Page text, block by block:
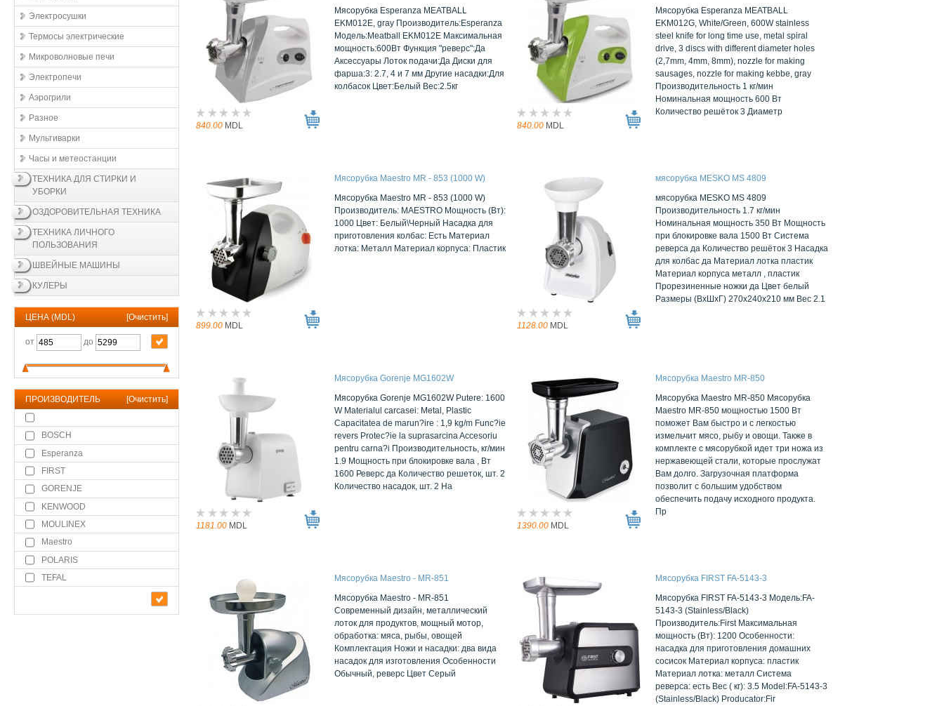
Электросушки
Термосы электрические
Микроволновые печи
Электропечи
Аэрогрили
Разное
Мультиварки
Часы и метеостанции
ТЕХНИКА ДЛЯ СТИРКИ И
УБОРКИ
ОЗДОРОВИТЕЛЬНАЯ ТЕХНИКА
ТЕХНИКА ЛИЧНОГО
ПОЛЬЗОВАНИЯ
ШВЕЙНЫЕ МАШИНЫ
КУЛЕРЫ
ЦЕНА (MDL) [Очистить]
от до
ПРОИЗВОДИТЕЛЬ [Очистить]
BOSCH
Esperanza
FIRST
GORENJE
KENWOOD
MOULINEX
Maestro
POLARIS
TEFAL
840.00 MDL
Мясорубка Esperanza MEATBALL
EKM012E, gray Производитель:Esperanza
Модель:Meatball EKM012E Максимальная
мощность:600Вт Функция "реверс":Да
Аксессуары Лоток подачи:Да Диски для
фарша:3: 2.7, 4 и 7 мм Другие насадки:Для
колбасок Цвет:Белый Вес:2.5кг
840.00 MDL
Мясорубка Esperanza MEATBALL
EKM012G, White/Green, 600W stainless
steel knife for long time use, metal spiral
drive, 3 discs with different diameter holes
(2,7mm, 4mm, 8mm), nozzle for making
sausages, nozzle for making kebbe, gray
Производительность 1 кг/мин
Номинальная мощность 600 Вт
Количество решёток 3 Диаметр
899.00 MDL
Мясорубка Maestro MR - 853 (1000 W)
Мясорубка Maestro MR - 853 (1000 W)
Производитель: MAESTRO Мощность (Вт):
1000 Цвет: Белый\Черный Насадка для
приготовления колбас: Есть Материал
лотка: Металл Материал корпуса: Пластик
1128.00 MDL
мясорубка MESKO MS 4809
мясорубка MESKO MS 4809
Производительность 1.7 кг/мин
Номинальная мощность 350 Вт Мощность
при блокировке вала 1500 Вт Система
реверса да Количество решёток 3 Насадка
для колбас да Материал лотка пластик
Материал корпуса металл , пластик
Прорезиненные ножки да Цвет белый
Размеры (ВхШхГ) 270x240x210 мм Вес 2.1
1181.00 MDL
Мясорубка Gorenje MG1602W
Мясорубка Gorenje MG1602W Putere: 1600
W Materialul carcasei: Metal, Plastic
Capacitatea de marun?ire : 1,9 kg/m Func?ie
revers Protec?ie la suprasarcina Accesoriu
pentru carna?i Производительность, кг/мин
1.9 Мощность при блокировке вала , Вт
1600 Реверс да Количество решеток, шт. 2
Количество насадок, шт. 2 На
1390.00 MDL
Мясорубка Maestro MR-850
Мясорубка Maestro MR-850 Мясорубка
Maestro MR-850 мощностью 1500 Вт
поможет Вам быстро и с легкостью
измельчит мясо, рыбу и овощи. Также в
комплекте с мясорубкой идет три ножа из
нержавеющей стали, которые прослужат
Вам долго. Загрузочная платформа
позволит с большим удобством
обеспечить подачу исходного продукта.
Пр
Мясорубка Maestro - MR-851
Мясорубка Maestro - MR-851
Современный дизайн, металлический
лоток для продуктов, мощный мотор,
обработка: мяса, рыбы, овощей
Комплектация Ножи и насадки: два вида
насадок для изготовления Особенности
Обычный, реверс Цвет Серый
Мясорубка FIRST FA-5143-3
Мясорубка FIRST FA-5143-3 Модель:FA-
5143-3 (Stainless/Black)
Производитель:First Максимальная
мощность (Вт): 1200 Особенности:
насадка для приготовления домашних
сосисок Материал корпуса: пластик
Материал лотка: металл Система
реверса: есть Вес ( кг): 3.5 Model:FA-5143-3
(Stainless/Black) Producator:Fir